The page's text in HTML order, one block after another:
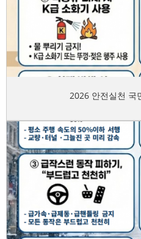
2026 안전실천 국